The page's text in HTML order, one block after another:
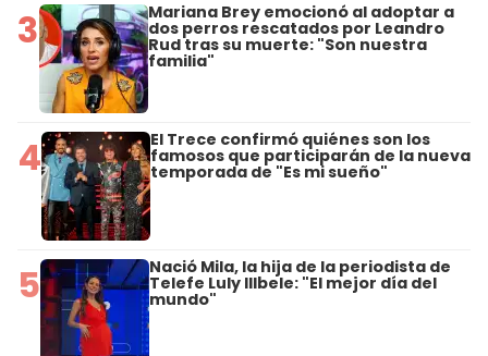
3 Mariana Brey emocionó al adoptar a
dos perros rescatados por Leandro
Rud tras su muerte: "Son nuestra
familia"
4 El Trece confirmó quiénes son los
famosos que participarán de la nueva
temporada de "Es mi sueño"
5 Nació Mila, la hija de la periodista de
Telefe Luly Illbele: "El mejor día del
mundo"